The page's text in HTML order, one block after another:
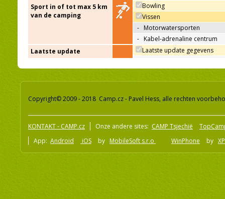
Sport in of tot max 5 km
van de camping
Bowling
Vissen
- Motorwatersporten
- Kabel-adrenaline centrum
Laatste update
Laatste update gegevens
Copyright© 2009 - 2018 Camp.cz - Pavel Hess, alle rechten
KONTAKT - CAMP.cz Onze andere sites: CAMP Tsjechië
App: Android iOS by MobileSoft s.r.o WinPhone by